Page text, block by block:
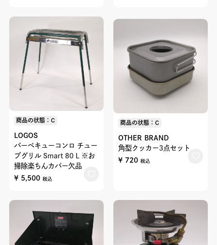
商品の状態：C
LOGOS
バーベキューコンロ チュー
ブグリル Smart 80 L ※お
掃除楽ちんカバー欠品
¥ 5,500 税込
商品の状態：C
OTHER BRAND
角型クッカー3点セット
¥ 720 税込